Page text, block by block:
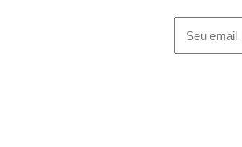
prova
menor